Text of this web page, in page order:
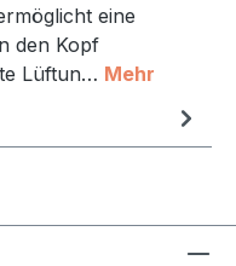
eine
den Kopf
Lüftun… Mehr